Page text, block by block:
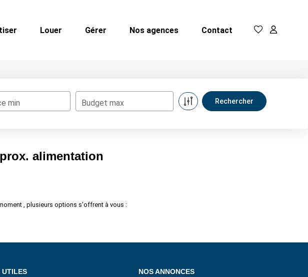
Louer Gérer Nos agences Contact
min Budget max
alimentation
, plusieurs options s'offrent à vous :
UTILES NOS ANNONCES